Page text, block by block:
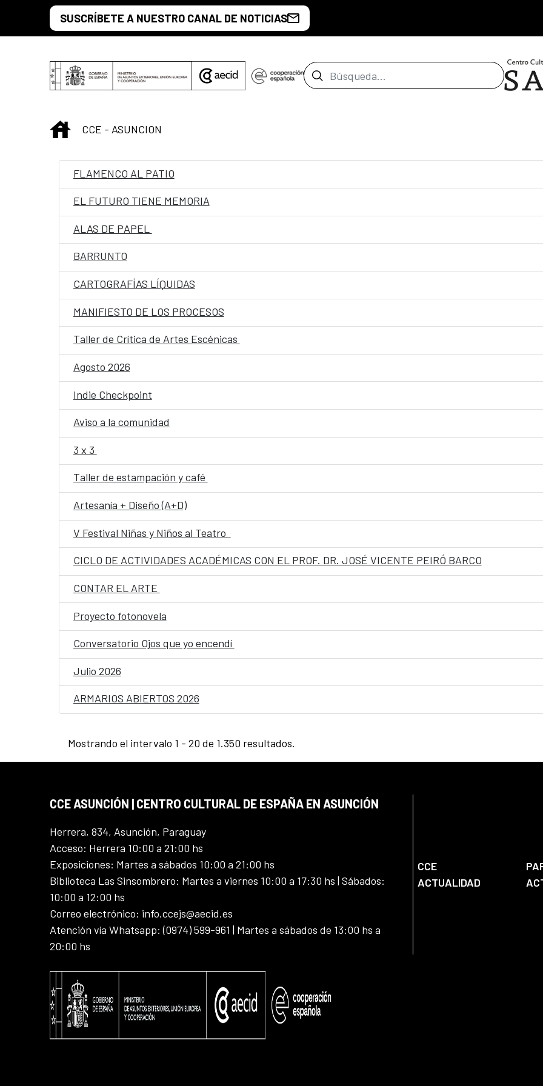
Saltar al contenido principal
SUSCRÍBETE A NUESTRO CANAL DE NOTICIAS
Barra de búsqueda
INICIO
CCE - ASUNCION
FLAMENCO AL PATIO
EL FUTURO TIENE MEMORIA
ALAS DE PAPEL
BARRUNTO
CARTOGRAFÍAS LÍQUIDAS
MANIFIESTO DE LOS PROCESOS
Taller de Crítica de Artes Escénicas
Agosto 2026
Indie Checkpoint
Aviso a la comunidad
3 x 3
Taller de estampación y café
Artesanía + Diseño (A+D)
V Festival Niñas y Niños al Teatro
CICLO DE ACTIVIDADES ACADÉMICAS CON EL PROF. DR. JOSÉ VICENTE PEIRÓ BARCO
CONTAR EL ARTE
Proyecto fotonovela
Conversatorio Ojos que yo encendí
Julio 2026
ARMARIOS ABIERTOS 2026
Mostrando el intervalo 1 - 20 de 1.350 resultados.
CCE ASUNCIÓN | CENTRO CULTURAL DE ESPAÑA EN ASUNCIÓN
Herrera, 834, Asunción, Paraguay
Acceso: Herrera 10:00 a 21:00 hs
Exposiciones: Martes a sábados 10:00 a 21:00 hs
Biblioteca Las Sinsombrero: Martes a viernes 10:00 a 17:30 hs | Sábados:
10:00 a 12:00 hs
Correo electrónico: info.ccejs@aecid.es
Atención vía Whatsapp: (0974) 599-961 | Martes a sábados de 13:00 hs a
20:00 hs
CCE
ACTUALIDAD